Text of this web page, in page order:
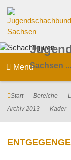
Sachsen
Menu
Start Bereiche
Archiv 2013
Kader